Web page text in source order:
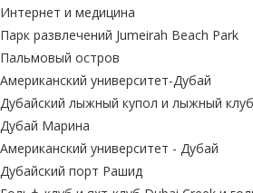
Интернет и медицина
Парк развлечений Jumeirah Beach Park
Пальмовый остров
Американский университет-Дубай
Дубайский лыжный купол и лыжный клуб
Дубай Марина
Американский университет - Дубай
Дубайский порт Рашид